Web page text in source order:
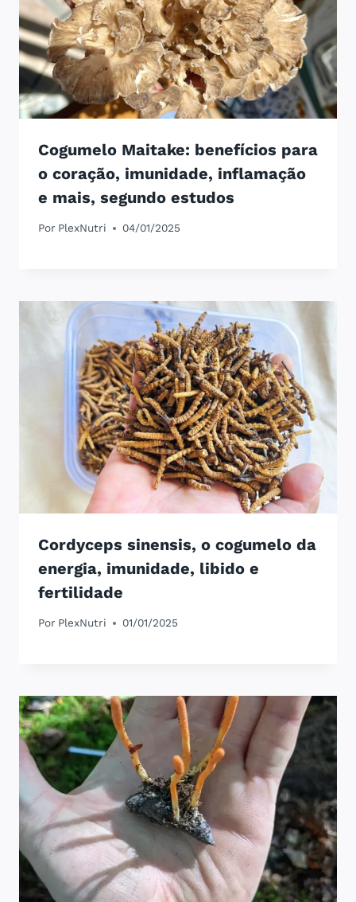
Cogumelo Maitake: benefícios para
o coração, imunidade, inflamação
e mais, segundo estudos
Por PlexNutri 04/01/2025
Cordyceps sinensis, o cogumelo da
energia, imunidade, libido e
fertilidade
Por PlexNutri 01/01/2025